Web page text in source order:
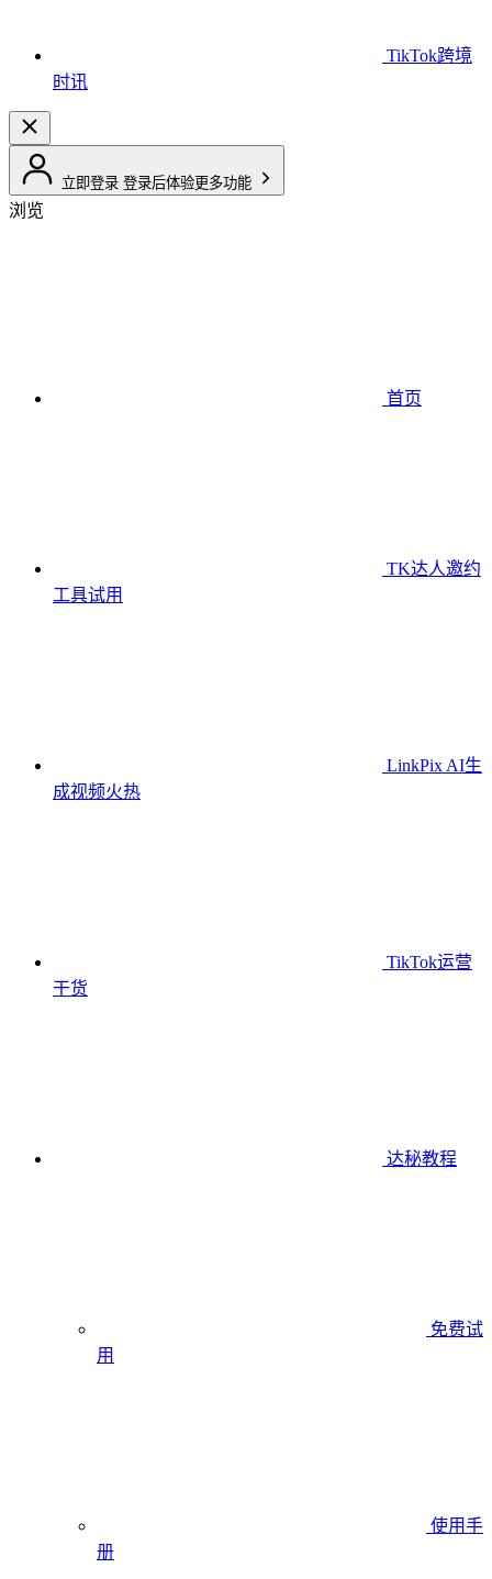
TikTok跨境
时讯
立即登录 登录后体验更多功能
浏览
首页
TK达人邀约
工具试用
LinkPix AI生
成视频火热
TikTok运营
干货
达秘教程
免费试
用
使用手
册